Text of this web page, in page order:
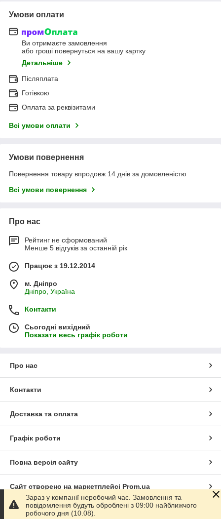
Умови оплати
Ви отримаєте замовлення
або гроші повернуться на вашу картку
Детальніше
Післяплата
Готівкою
Оплата за реквізитами
Всі умови оплати
Умови повернення
Повернення товару впродовж 14 днів за домовленістю
Всі умови повернення
Про нас
Рейтинг не сформований
Менше 5 відгуків за останній рік
Працює з 19.12.2014
м. Дніпро
Дніпро, Україна
Контакти
Сьогодні вихідний
Показати весь графік роботи
Про нас
Контакти
Доставка та оплата
Графік роботи
Повна версія сайту
Сайт створено на маркетплейсі Prom.ua
Політика конфіденційності
Зараз у компанії неробочий час. Замовлення та
повідомлення будуть оброблені з 09:00 найближчого
робочого дня (10.08).